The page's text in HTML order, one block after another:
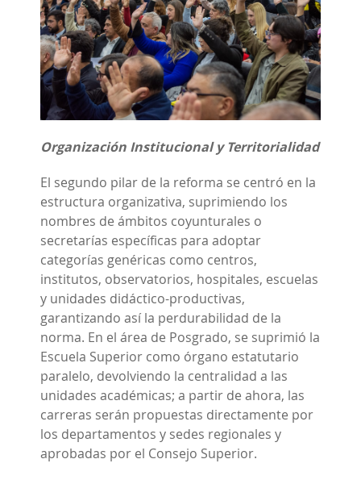
Organización Institucional y Territorialidad
El segundo pilar de la reforma se centró en la
estructura organizativa, suprimiendo los
nombres de ámbitos coyunturales o
secretarías específicas para adoptar
categorías genéricas como centros,
institutos, observatorios, hospitales, escuelas
y unidades didáctico-productivas,
garantizando así la perdurabilidad de la
norma. En el área de Posgrado, se suprimió la
Escuela Superior como órgano estatutario
paralelo, devolviendo la centralidad a las
unidades académicas; a partir de ahora, las
carreras serán propuestas directamente por
los departamentos y sedes regionales y
aprobadas por el Consejo Superior.